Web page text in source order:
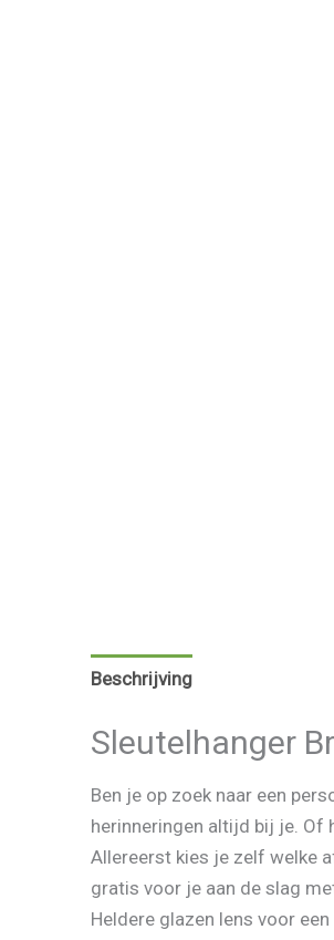
Beschrijving
Sleutelhanger
Ben je op zoek naar een
herinneringen altijd bij je.
Allereerst kies je zelf welke
gratis voor je aan de slag
Heldere glazen lens voor